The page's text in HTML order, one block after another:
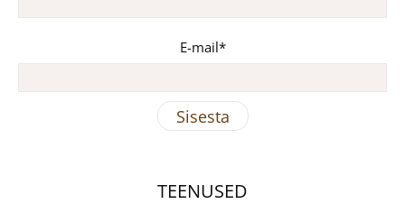
E-mail
TEENUSED